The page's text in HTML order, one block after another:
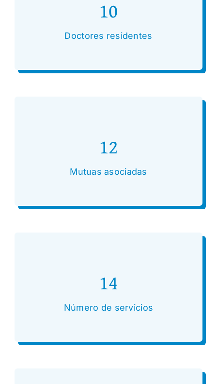
10
Doctores residentes
12
Mutuas asociadas
14
Número de servicios